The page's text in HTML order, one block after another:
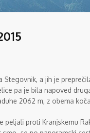
Stegovnik, a jih je
pa je bila napoved
2062 m, z obema
peljali proti Kranjskemu